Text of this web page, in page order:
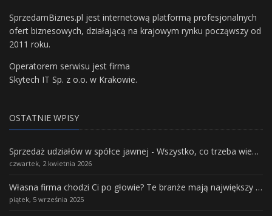
SprzedamBiznes.pl jest internetową platformą profesjonalnych
ofert biznesowych, działającą na krajowym rynku począwszy od
2011 roku.
Operatorem serwisu jest firma
Skytech IT Sp. z o.o. w Krakowie.
OSTATNIE WPISY
Sprzedaż udziałów w spółce jawnej - Wszystko, co trzeba wiedzieć.
czwartek, 2 kwietnia 2026
Własna firma chodzi Ci po głowie? Te branże mają największy potencjał rozwoju
piątek, 5 września 2025